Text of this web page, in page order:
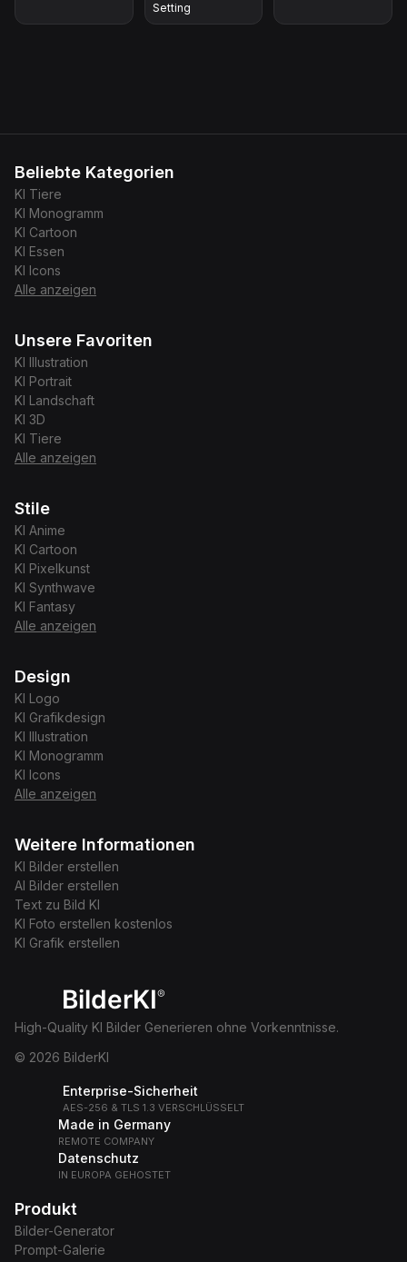
Setting
Beliebte Kategorien
KI Tiere
KI Monogramm
KI Cartoon
KI Essen
KI
Icons
Alle anzeigen
Unsere Favoriten
KI
Illustration
KI Portrait
KI Landschaft
KI 3D
KI Tiere
Alle anzeigen
Stile
KI Anime
KI Cartoon
KI Pixelkunst
KI Synthwave
KI Fantasy
Alle anzeigen
Design
KI Logo
KI Grafikdesign
KI
Illustration
KI Monogramm
KI
Icons
Alle anzeigen
Weitere Informationen
KI Bilder erstellen
AI Bilder erstellen
Text zu Bild KI
KI Foto erstellen kostenlos
KI Grafik erstellen
BilderKI®
High-Quality KI Bilder Generieren ohne Vorkenntnisse.
© 2026 BilderKI
Enterprise-Sicherheit
AES-256 & TLS 1.3 VERSCHLÜSSELT
Made in Germany
REMOTE COMPANY
Datenschutz
IN EUROPA GEHOSTET
Produkt
Bilder-Generator
Prompt-Galerie